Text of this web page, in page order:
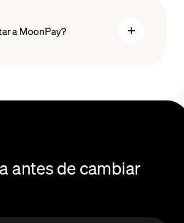
a MoonPay?
antes de cambiar